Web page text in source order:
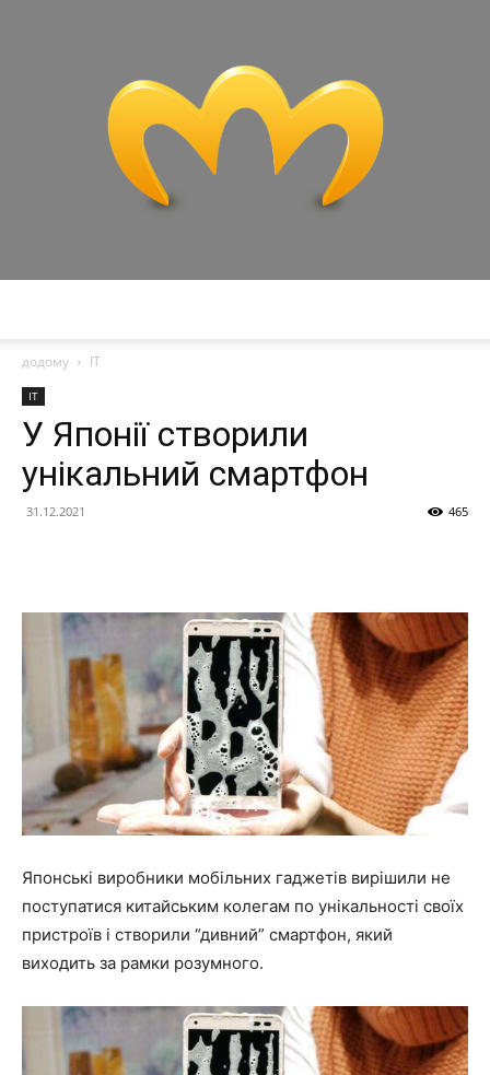
додому
IT
IT
У Японії створили
унікальний смартфон
31.12.2021 465
Японські виробники мобільних гаджетів вирішили не
поступатися китайським колегам по унікальності своїх
пристроїв і створили “дивний” смартфон, який
виходить за рамки розумного.